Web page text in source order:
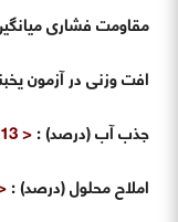
مقاومت فشاری
افت وزنی در آزمون
جذب آب (درصد):
< 13
املاح محلول (درصد):